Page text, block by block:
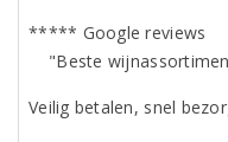
***** Google reviews
"Beste
Veilig betalen, snel